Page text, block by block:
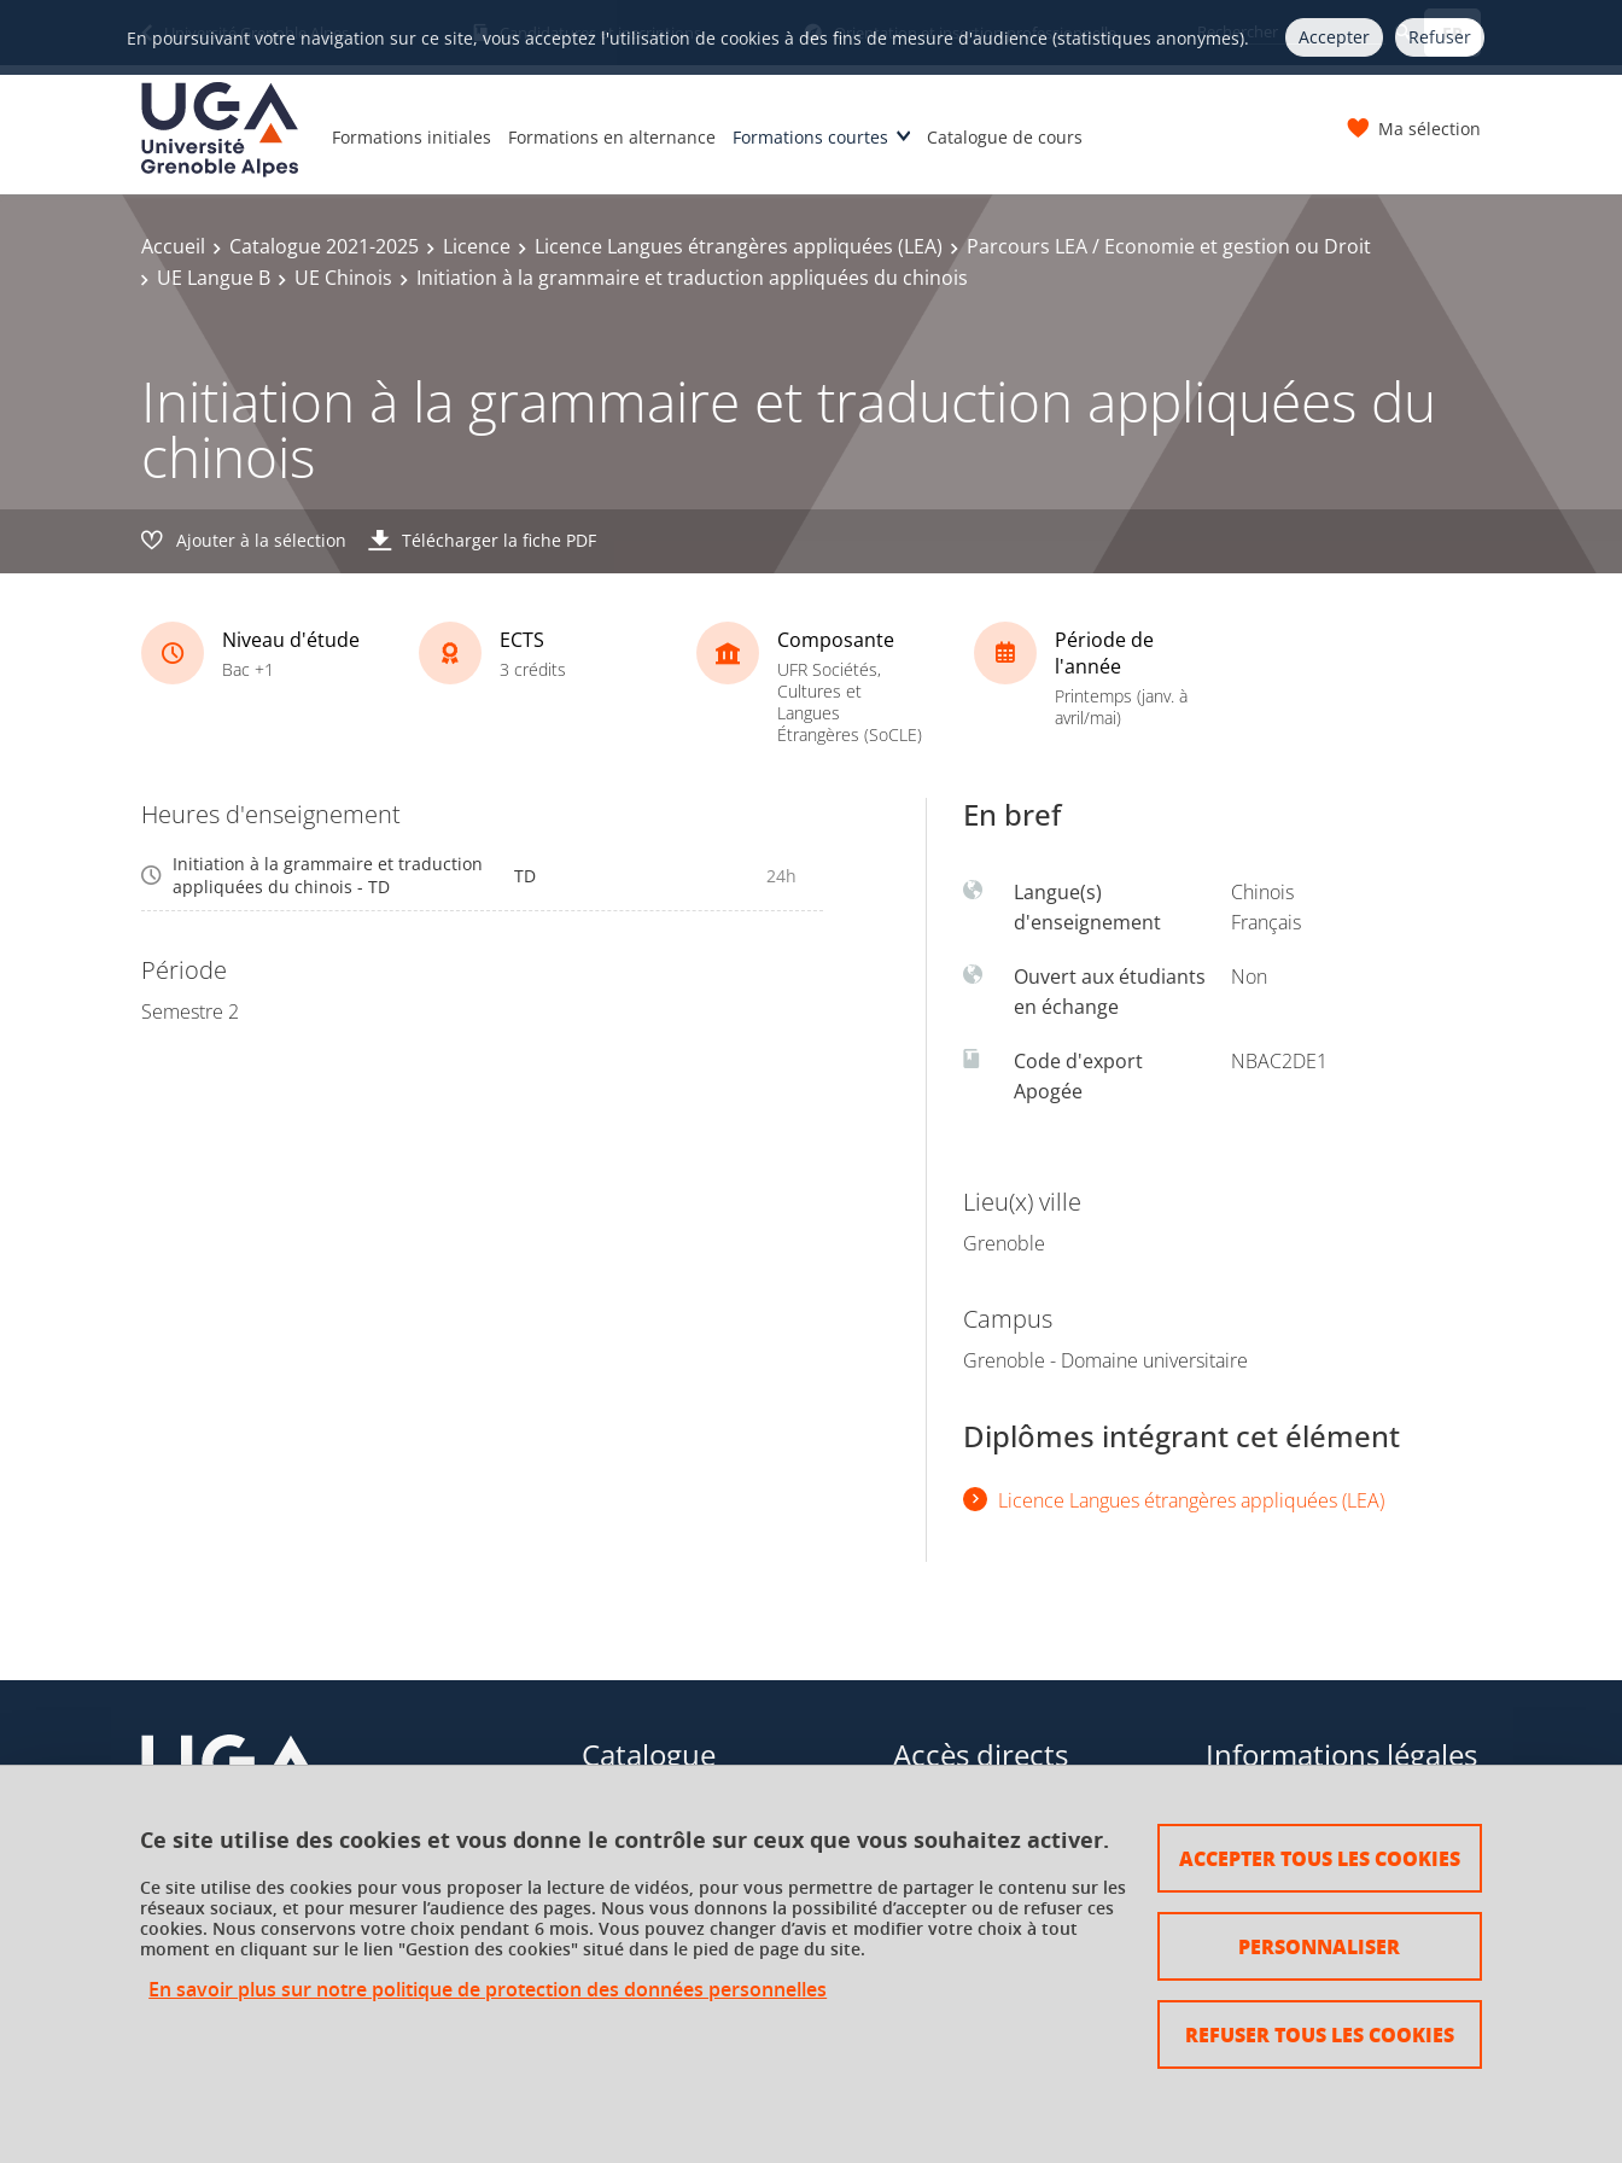
Ce site utilise des cookies et vous donne le contrôle sur ceux que vous souhaitez activer.
Ce site utilise des cookies pour vous proposer la lecture de vidéos, pour vous permettre de partager le contenu sur les
réseaux sociaux, et pour mesurer l’audience des pages. Nous vous donnons la possibilité d’accepter ou de refuser ces
cookies. Nous conservons votre choix pendant 6 mois. Vous pouvez changer d’avis et modifier votre choix à tout
moment en cliquant sur le lien "Gestion des cookies" situé dans le pied de page du site.
En savoir plus sur notre politique de protection des données personnelles
ACCEPTER TOUS LES COOKIES
REFUSER TOUS LES COOKIES
PERSONNALISER
En poursuivant votre navigation sur ce site, vous acceptez l'utilisation de cookies à des fins de mesure d'audience (statistiques anonymes). Accepter Refuser
Université Grenoble Alpes Candidatures et inscriptions Orientation et insertion professionnelle FR
Formations initiales Formations en alternance Formations courtes Catalogue de cours Ma sélection
Accueil Catalogue 2021-2025 Licence Licence Langues étrangères appliquées (LEA)
Parcours LEA / Economie et gestion ou Droit
UE Langue B
UE Chinois Initiation à la grammaire et traduction appliquées du chinois
Initiation à la grammaire et traduction appliquées du
chinois
Ajouter à la sélection Télécharger la fiche PDF
Niveau d'étude
Bac +1
ECTS
3 crédits
Composante
UFR Sociétés,
Cultures et
Langues
Étrangères (SoCLE)
Période de
l'année
Printemps (janv. à
avril/mai)
Heures d'enseignement
Initiation à la grammaire et traduction
appliquées du chinois - TD
TD 24h
Période
Semestre 2
En bref
Langue(s)
d'enseignement
Chinois
Français
Ouvert aux étudiants
en échange
Non
Code d'export
Apogée
NBAC2DE1
Lieu(x) ville
Grenoble
Campus
Grenoble - Domaine universitaire
Diplômes intégrant cet élément
Licence Langues étrangères appliquées (LEA)
Université Grenoble Alpes
621 avenue Centrale
38400 Saint-Martin-d'Hères
France
Catalogue
Formations courtes
Recherche par facultés, écoles,
instituts
Accès directs
Enseignements transversaux à
choix (ETC)
Informations légales
Plan du site
Mentions légales
Crédits
Accessibilité : non conforme